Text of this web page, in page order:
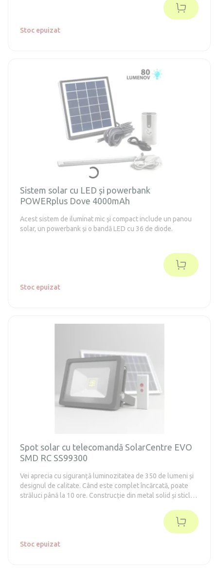
Stoc epuizat
Sistem solar cu LED și powerbank
POWERplus Dove 4000mAh
Acest sistem de iluminat mic și compact include un panou
solar, un powerbank și o bandă LED cu 36 de diode.
Stoc epuizat
Spot solar cu telecomandă SolarCentre EVO
SMD RC SS99300
Vei aprecia cu siguranță luminozitatea de 350 de lumeni și
designul de calitate. Când este complet încărcată, poate
străluci până la 10 ore. Construcție din metal solid și sticlă
Stoc epuizat